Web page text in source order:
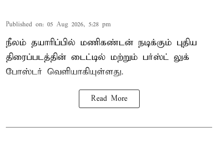
Published on: 05 Aug 2026, 5:28 pm
நீலம் தயாரிப்பில் மணிகண்டன் நடிக்கும் புதிய
திரைப்படத்தின் டைட்டில் மற்றும் பர்ஸ்ட் லுக்
போஸ்டர் வெளியாகியுள்ளது.
Read More